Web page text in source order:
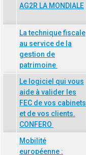
AG2R LA MONDIALE
La technique fiscale
au service de la
gestion de
patrimoine
Le logiciel qui vous
aide à valider les
FEC de vos cabinets
et de vos clients.
CONFERO
Mobilité
européenne :